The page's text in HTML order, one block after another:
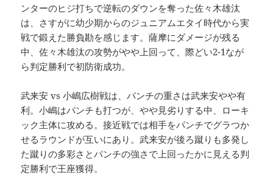
ンターのヒジ打ちで逆転のダウンを奪った佐々木雄汰
は、さすがに幼少期からのジュニアムエタイ時代から実
戦で鍛えた勝負勘を感じます。薩摩にダメージが残る
中、佐々木雄汰の攻勢がやや上回って、際どい2-1なが
ら判定勝利で初防衛成功。
武来安 vs 小嶋広樹戦は、パンチの重さは武来安やや有
利。小嶋はパンチも打つが、やや見劣りする中、ローキ
ック主体に攻める。接近戦では相手をパンチでグラつか
せるラウンドが互いにあり。武来安が後ろ蹴りも多発し
た蹴りの多彩さとパンチの強さで上回ったかに見える判
定勝利で王座獲得。